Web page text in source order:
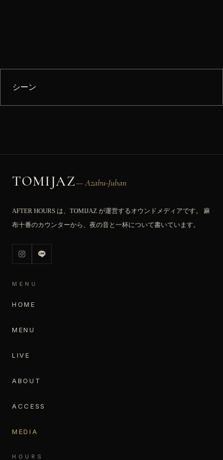
シーン
TOMIJAZ— Azabu-Juban
AFTER HOURS は、TOMIJAZ が運営するオウンドメディアです。 麻
布十番のカウンターから、夜の音と一杯について書いています。
MENU
HOME
MENU
LIVE
ABOUT
ACCESS
MEDIA
HOURS